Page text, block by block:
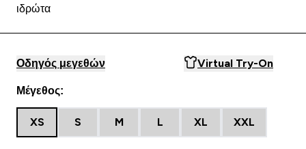
ιδρώτα
Οδηγός μεγεθών Virtual Try-On
Μέγεθος:
XS S M L XL XXL